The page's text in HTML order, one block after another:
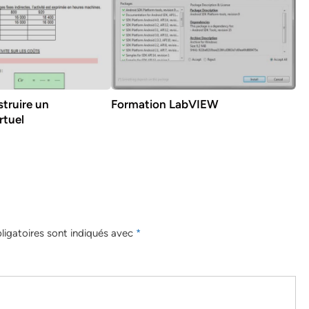
un
Formation LabVIEW
sont indiqués avec *